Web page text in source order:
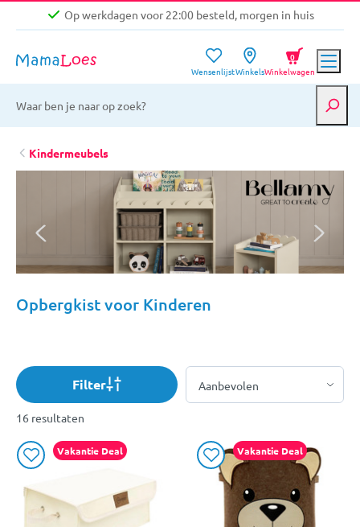
Op werkdagen voor 22:00 besteld, morgen in huis
Gratis verzending vanaf €39,-
Op werkdagen voor 22:00 besteld, morgen in huis
WensenlijstWinkelsWinkelwagen
0
Kindermeubels
Opbergkist voor Kinderen
Filter
16 resultaten
Vakantie Deal Vakantie Deal